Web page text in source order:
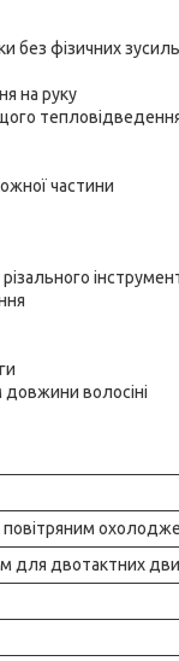
без фізичних зусиль
на руку
частини
волосіні
повітряним
для двотактних